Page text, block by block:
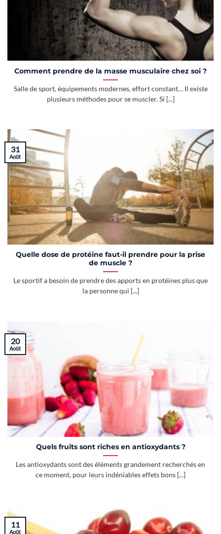
Comment prendre de la masse musculaire chez soi ?
Salle de sport, équipements modernes, effort constant… Il existe
plusieurs méthodes pour se muscler. Si [...]
Quelle dose de protéine faut-il prendre pour la prise
de muscle ?
Le sportif a besoin de prendre des apports en protéines plus que
la personne qui [...]
31
Août
Quels fruits sont riches en antioxydants ?
Les antioxydants sont des éléments grandement recherchés en
ce moment, pour leurs indéniables effets bons [...]
20
Août
11
Août